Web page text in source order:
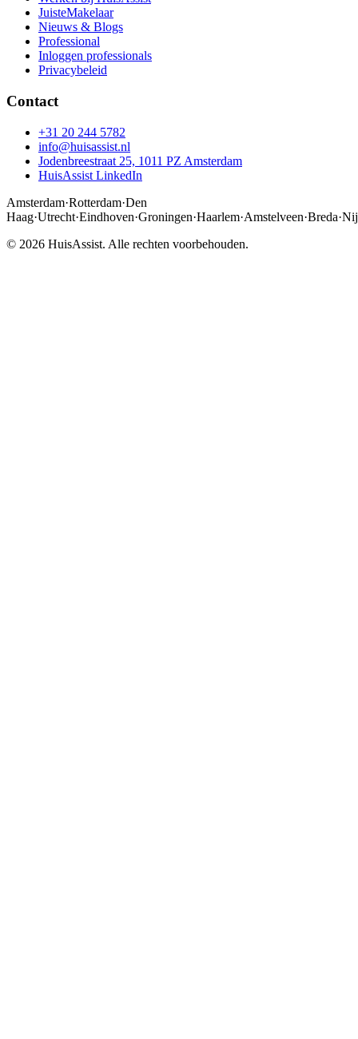
JuisteMakelaar
Nieuws & Blogs
Professional
Inloggen professionals
Privacybeleid
Contact
+31 20 244 5782
info@huisassist.nl
Jodenbreestraat 25, 1011 PZ Amsterdam
HuisAssist LinkedIn
Amsterdam·Rotterdam·Den
Haag·Utrecht·Eindhoven·Groningen·Haarlem·Amstelveen·Breda·
© 2026 HuisAssist. Alle rechten voorbehouden.